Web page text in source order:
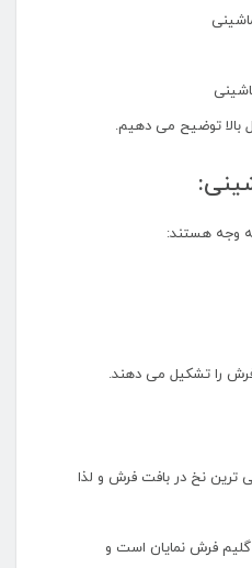
بالا توضیح می دهیم.
وجه هستند:
را تشکیل می دهند.
ترین نخ در بافت فرش و لذا
فرش نمایان است و